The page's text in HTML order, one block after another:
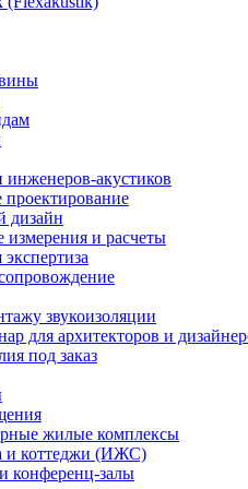
инженеров-акустиков
проектирование
дизайн
измерения и расчеты
звукоизоляции
для архитекторов и
под заказ
жилые комплексы
и коттеджи (ИЖС)
конференц-залы